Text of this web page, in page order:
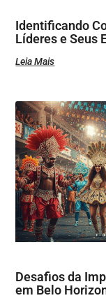
Identificando
Líderes e Seus
Leia Mais
Desafios da
em Belo